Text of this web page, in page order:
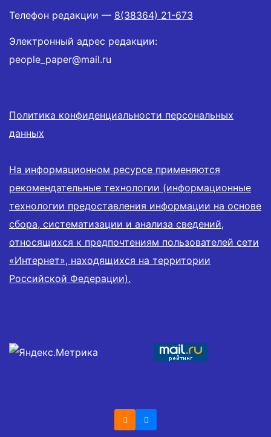
Телефон редакции — 8(38364) 21-673
Электронный адрес редакции:
people_paper@mail.ru
Политика конфиденциальности персональных
данных
На информационном ресурсе применяются
рекомендательные технологии (информационные
технологии предоставления информации на основе
сбора, систематизации и анализа сведений,
относящихся к предпочтениям пользователей сети
«Интернет», находящихся на территории
Российской Федерации).